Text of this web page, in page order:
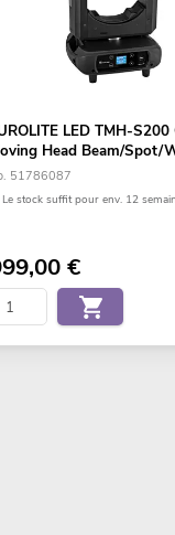
LED TMH-S200
Head Beam/Spot/
51786087
Le stock suffit pour env. 12
€